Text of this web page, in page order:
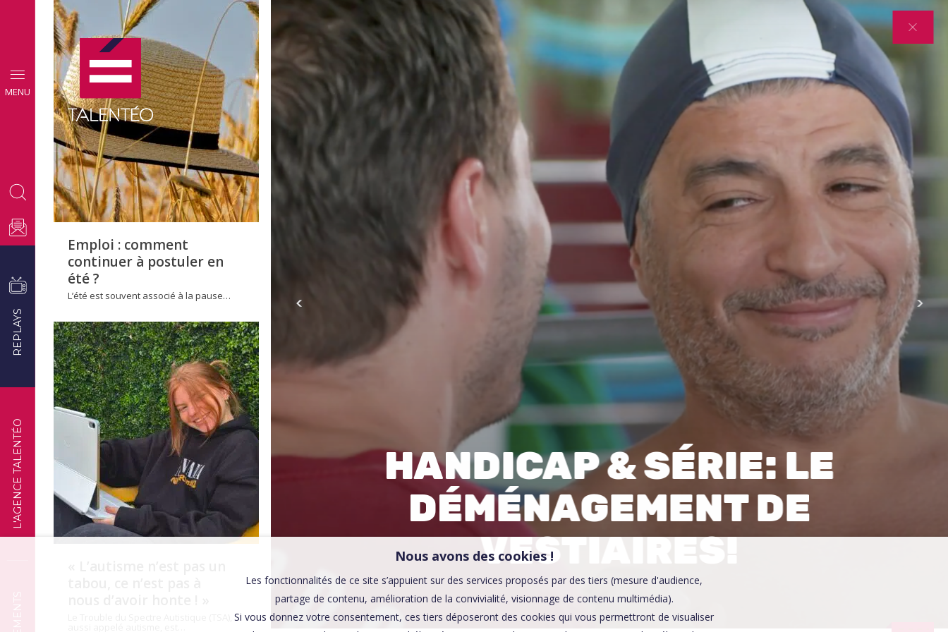
MENU
L'AGENCE TALENTÉO
REPLAYS
CONSEILS
EMPLOI
Emploi : comment
continuer à postuler en
été ?
L’été est souvent associé à la pause…
TÉMOIGNAGES
HANDICAP & SÉRIE: LE
DÉMÉNAGEMENT DE
VESTIAIRES!
Affaires sensibles
00:00
Nous avons des cookies !
Les fonctionnalités de ce site s’appuient sur des services proposés par des tiers (mesure d'audience,
partage de contenu, amélioration de la convivialité, visionnage de contenu multimédia).
Si vous donnez votre consentement, ces tiers déposeront des cookies qui vous permettront de visualiser